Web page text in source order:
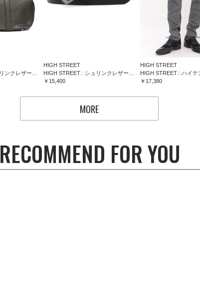
HIGH STREET
￥15,400
HIGH STREET
￥17,380
MORE
RECOMMEND FOR YOU